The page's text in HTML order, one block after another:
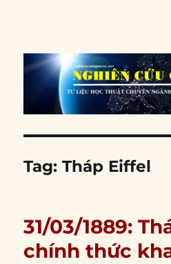
Tag:Tháp Eiffel
31/03/1889:
chính thức